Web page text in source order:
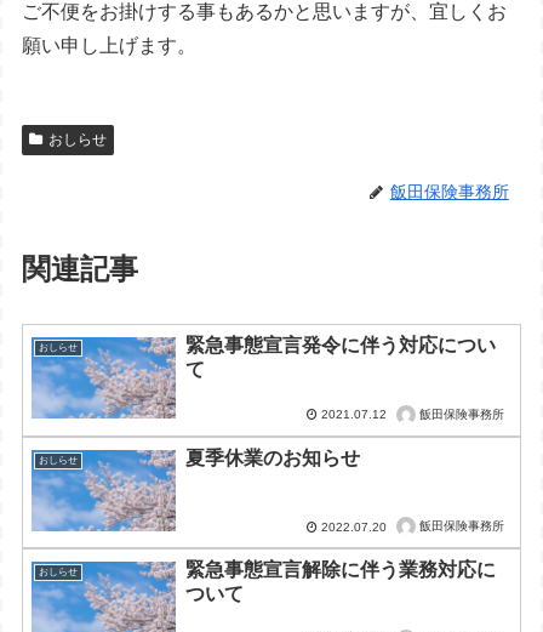
ご不便をお掛けする事もあるかと思いますが、宜しくお
願い申し上げます。
おしらせ
飯田保険事務所
関連記事
おしらせ
緊急事態宣言発令に伴う対応につい
て
2021.07.12 飯田保険事務所
おしらせ 夏季休業のお知らせ
2022.07.20 飯田保険事務所
おしらせ
緊急事態宣言解除に伴う業務対応に
ついて